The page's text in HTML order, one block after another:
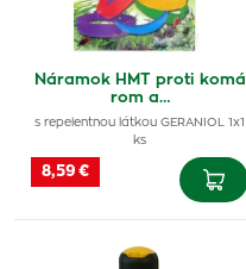
Náramok HMT proti komá
rom a…
s repelentnou látkou GERANIOL 1x1
ks
8,59 €